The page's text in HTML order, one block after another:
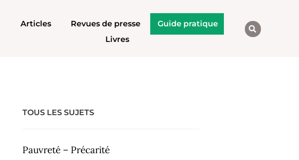
Articles Revues de presse
Guide pratique
Livres
TOUS LES SUJETS
Pauvreté – Précarité